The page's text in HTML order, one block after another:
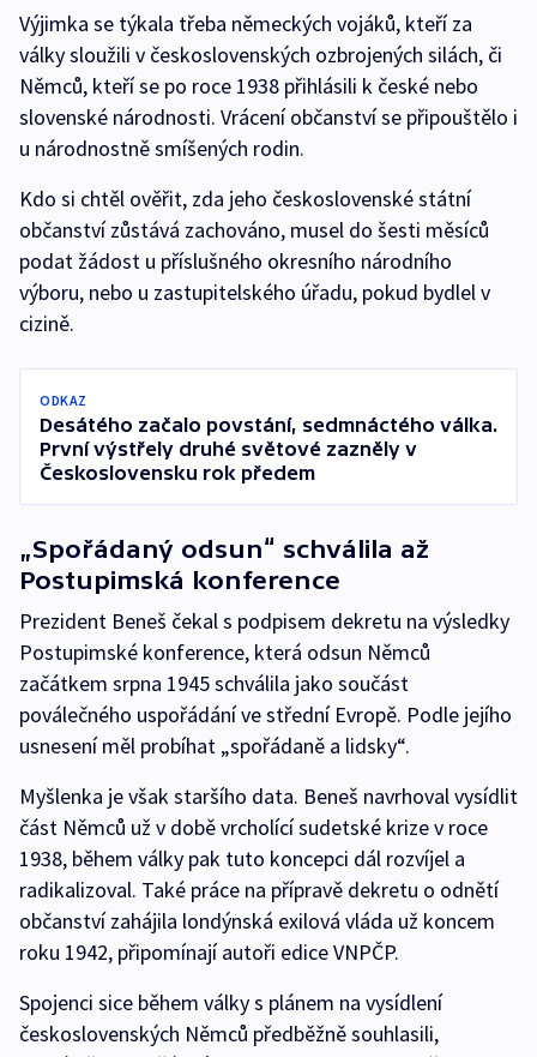
Výjimka se týkala třeba německých vojáků, kteří za
války sloužili v československých ozbrojených silách, či
Němců, kteří se po roce 1938 přihlásili k české nebo
slovenské národnosti. Vrácení občanství se připouštělo i
u národnostně smíšených rodin.
Kdo si chtěl ověřit, zda jeho československé státní
občanství zůstává zachováno, musel do šesti měsíců
podat žádost u příslušného okresního národního
výboru, nebo u zastupitelského úřadu, pokud bydlel v
cizině.
ODKAZ
Desátého začalo povstání, sedmnáctého válka.
První výstřely druhé světové zazněly v
Československu rok předem
„Spořádaný odsun“ schválila až
Postupimská konference
Prezident Beneš čekal s podpisem dekretu na výsledky
Postupimské konference, která odsun Němců
začátkem srpna 1945 schválila jako součást
poválečného uspořádání ve střední Evropě. Podle jejího
usnesení měl probíhat „spořádaně a lidsky“.
Myšlenka je však staršího data. Beneš navrhoval vysídlit
část Němců už v době vrcholící sudetské krize v roce
1938, během války pak tuto koncepci dál rozvíjel a
radikalizoval. Také práce na přípravě dekretu o odnětí
občanství zahájila londýnská exilová vláda už koncem
roku 1942, připomínají autoři edice VNPČP.
Spojenci sice během války s plánem na vysídlení
československých Němců předběžně souhlasili,